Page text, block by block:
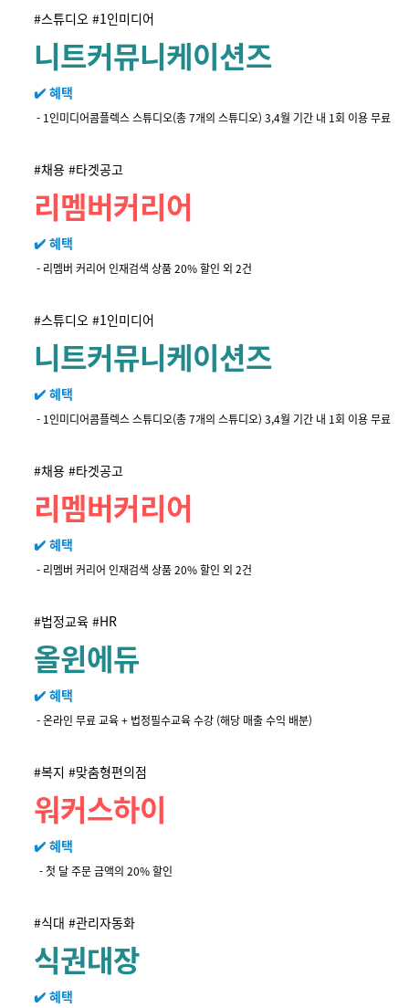
#스튜디오 #1인미디어
니트커뮤니케이션즈
✔️ 혜택
- 1인미디어콤플렉스 스튜디오(총 7개의 스튜디오) 3,4월 기간 내 1회 이용 무료
#채용 #타겟공고
리멤버커리어
✔️ 혜택
- 리멤버 커리어 인재검색 상품 20% 할인 외 2건
#스튜디오 #1인미디어
니트커뮤니케이션즈
✔️ 혜택
- 1인미디어콤플렉스 스튜디오(총 7개의 스튜디오) 3,4월 기간 내 1회 이용 무료
#채용 #타겟공고
리멤버커리어
✔️ 혜택
- 리멤버 커리어 인재검색 상품 20% 할인 외 2건
#법정교육 #HR
올윈에듀
✔️ 혜택
-온라인 무료 교육 + 법정필수교육 수강 (해당 매출 수익 배분)
#복지 #맞춤형편의점
워커스하이
✔️ 혜택
-첫 달 주문 금액의 20% 할인
#식대 #관리자동화
식권대장
✔️ 혜택